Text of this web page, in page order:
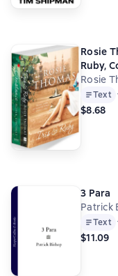
Rosie
Ruby,
Text
$8.68
3 Para
Text
$11.09